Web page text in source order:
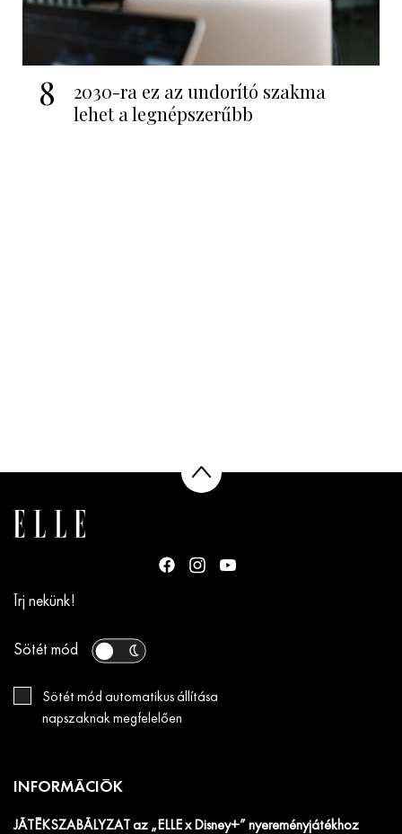
8
2030-ra ez az undorító szakma
lehet a legnépszerűbb
Írj nekünk!
Sötét mód
Sötét mód automatikus állítása
napszaknak megfelelően
INFORMÁCIÓK
JÁTÉKSZABÁLYZAT az „ELLE x Disney+” nyereményjátékhoz